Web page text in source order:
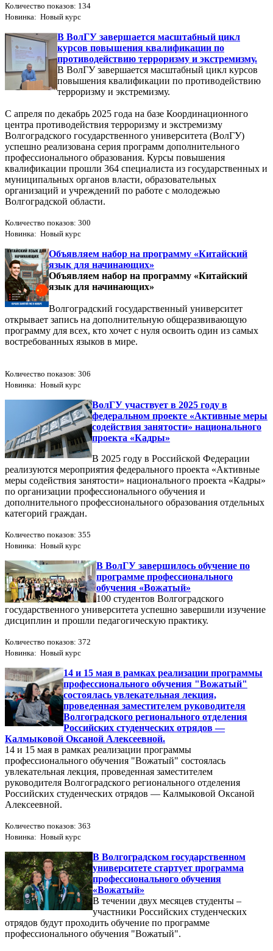
Количество показов: 134
Новинка: Новый курс
В ВолГУ завершается масштабный цикл
курсов повышения квалификации по
противодействию терроризму и экстремизму.
В ВолГУ завершается масштабный цикл курсов
повышения квалификации по противодействию
терроризму и экстремизму.
С апреля по декабрь 2025 года на базе Координационного
центра противодействия терроризму и экстремизму
Волгоградского государственного университета (ВолГУ)
успешно реализована серия программ дополнительного
профессионального образования. Курсы повышения
квалификации прошли 364 специалиста из государственных и
муниципальных органов власти, образовательных
организаций и учреждений по работе с молодежью
Волгоградской области.
Количество показов: 300
Новинка: Новый курс
Объявляем набор на программу «Китайский
язык для начинающих»
Объявляем набор на программу «Китайский
язык для начинающих»
Волгоградский государственный университет
открывает запись на дополнительную общеразвивающую
программу для всех, кто хочет с нуля освоить один из самых
востребованных языков в мире.
Количество показов: 306
Новинка: Новый курс
ВолГУ участвует в 2025 году в
федеральном проекте «Активные меры
содействия занятости» национального
проекта «Кадры»
В 2025 году в Российской Федерации
реализуются мероприятия федерального проекта «Активные
меры содействия занятости» национального проекта «Кадры»
по организации профессионального обучения и
дополнительного профессионального образования отдельных
категорий граждан.
Количество показов: 355
Новинка: Новый курс
В ВолГУ завершилось обучение по
программе профессионального
обучения «Вожатый»
100 студентов Волгоградского
государственного университета успешно завершили изучение
дисциплин и прошли педагогическую практику.
Количество показов: 372
Новинка: Новый курс
14 и 15 мая в рамках реализации программы
профессионального обучения "Вожатый"
состоялась увлекательная лекция,
проведенная заместителем руководителя
Волгоградского регионального отделения
Российских студенческих отрядов —
Калмыковой Оксаной Алексеевной.
14 и 15 мая в рамках реализации программы
профессионального обучения "Вожатый" состоялась
увлекательная лекция, проведенная заместителем
руководителя Волгоградского регионального отделения
Российских студенческих отрядов — Калмыковой Оксаной
Алексеевной.
Количество показов: 363
Новинка: Новый курс
В Волгоградском государственном
университете стартует программа
профессионального обучения
«Вожатый»
В течении двух месяцев студенты –
участники Российских студенческих
отрядов будут проходить обучение по программе
профессионального обучения "Вожатый".